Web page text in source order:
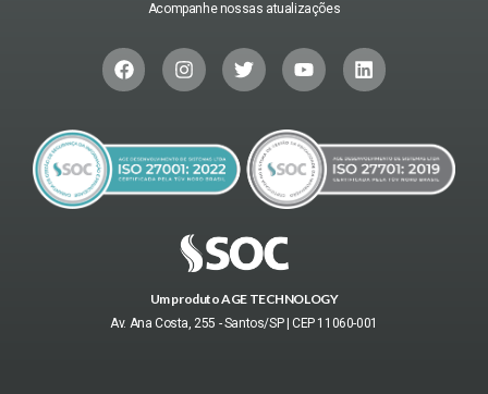
Acompanhe nossas atualizações
Um produto AGE TECHNOLOGY
Av. Ana Costa, 255 - Santos/SP | CEP 11060-001